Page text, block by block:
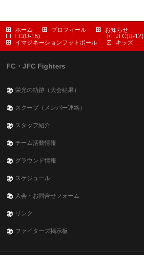
ホーム プロフィール
お知らせ
FC(U-15)
イマジネーションフットボール
JFC(U-12)
キッズ
FC・JFC Fighters
栄光の軌跡（大会結果）
スクープ（メンバー連絡）
スタッフ紹介
チーム活動情報
グラウンド情報
スケジュール
入会・お問合せフォーム
リンク
ファイターズ掲示板